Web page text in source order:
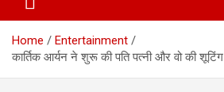
Home
Entertainment
कार्तिक आर्यन ने शुरू की पति पत्नी और वो की शूटिंग